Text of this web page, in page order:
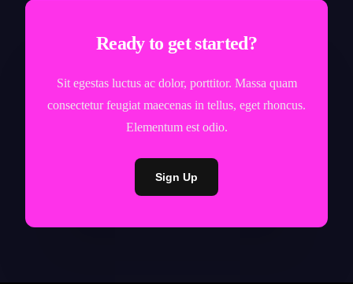
Ready to get started?
Sit egestas luctus ac dolor, porttitor. Massa quam
consectetur feugiat maecenas in tellus, eget rhoncus.
Elementum est odio.
Sign Up